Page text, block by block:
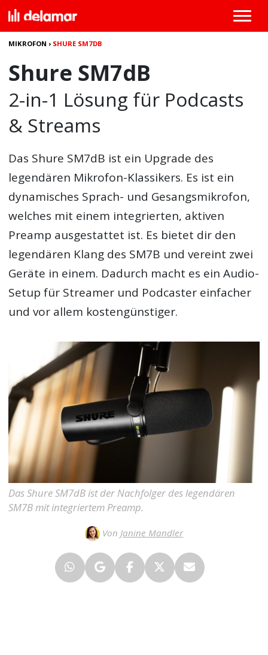
MIKROFON › SHURE SM7DB
Shure SM7dB
2-in-1 Lösung für Podcasts
& Streams
Das Shure SM7dB ist ein Upgrade des
legendären Mikrofon-Klassikers. Es ist ein
dynamisches Sprach- und Gesangsmikrofon,
welches mit einem integrierten, aktiven
Preamp ausgestattet ist. Es bietet dir den
legendären Klang des SM7B und vereint zwei
Geräte in einem. Dadurch macht es ein Audio-
Setup für Streamer und Podcaster einfacher
und vor allem kostengünstiger.
Das Shure SM7dB ist der Nachfolger des legendären
SM7B mit integriertem Preamp.
Von Janine Mandler